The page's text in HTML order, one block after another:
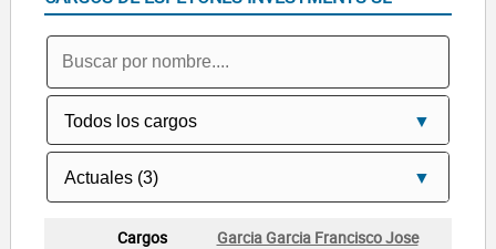
Garcia Garcia Francisco Jose